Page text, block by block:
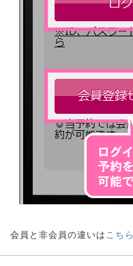
会員と非会員の違いは こちら